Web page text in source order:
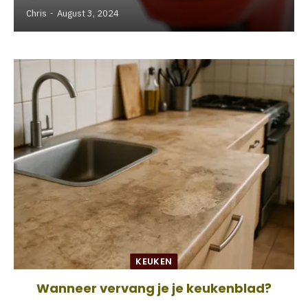
Chris August 3, 2024
KEUKEN
Wanneer vervang je je keukenblad?